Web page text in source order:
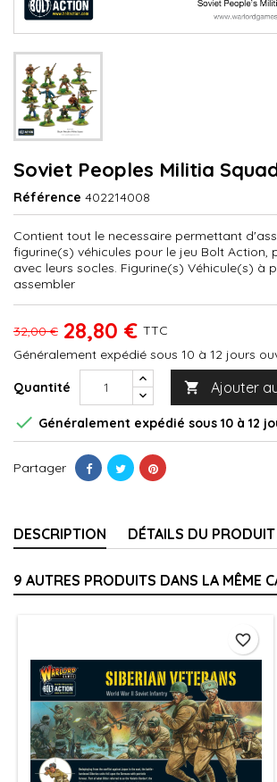
Soviet Peoples Militia
Référence 402214008
Contient tout le necessaire permettant
figurine(s) véhicules pour le jeu Bolt Action,
avec leurs socles. Figurine(s) Véhicule(s) à
assembler
32,00 € 28,80 € TTC
Généralement expédié sous 10 à 12 jours
Quantité  Ajouter
 Généralement expédié sous 10 à 12
Partager
DESCRIPTION DÉTAILS DU PRODUIT
9 AUTRES PRODUITS DANS LA MÊME
favorite_border